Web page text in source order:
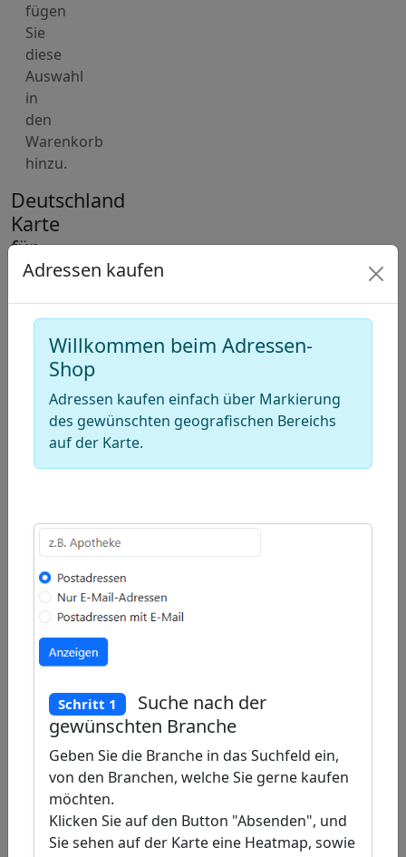
fügen
Sie
diese
Auswahl
in
den
Warenkorb
hinzu.
Deutschland
Karte
für
Adressen
Geburtsvorbereitungskurse
Draw
circle
Edit
layers
Delete
layers
Adressen kaufen
Willkommen beim Adressen-
Shop
Adressen kaufen einfach über Markierung
des gewünschten geografischen Bereichs
auf der Karte.
Schritt 1
Suche nach der
gewünschten Branche
Geben Sie die Branche in das Suchfeld ein,
von den Branchen, welche Sie gerne kaufen
möchten.
Klicken Sie auf den Button "Absenden", und
Sie sehen auf der Karte eine Heatmap, sowie